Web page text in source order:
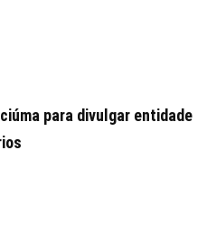
para divulgar entidade